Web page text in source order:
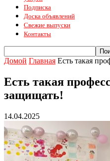
Подписка
Доска объявлений
Свежие выпуски
Контакты
Домой Главная Есть такая
Есть такая
защищать!
14.04.2025